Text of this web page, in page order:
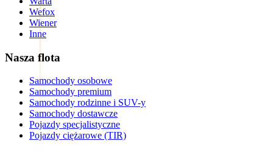
Wefox
Wiener
Inne
Nasza flota
Samochody osobowe
Samochody premium
Samochody rodzinne i SUV-y
Samochody dostawcze
Pojazdy specjalistyczne
Pojazdy ciężarowe (TIR)